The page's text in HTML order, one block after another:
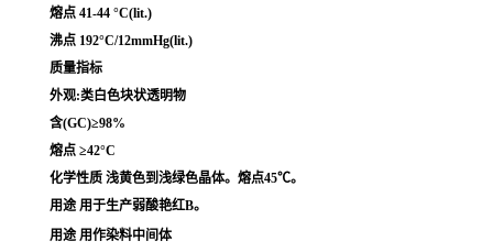
熔点 41-44 °C(lit.)
沸点 192°C/12mmHg(lit.)
质量指标
外观:类白色块状透明物
含(GC)≥98%
熔点 ≥42°C
化学性质 浅黄色到浅绿色晶体。熔点45℃。
用途 用于生产弱酸艳红B。
用途 用作染料中间体